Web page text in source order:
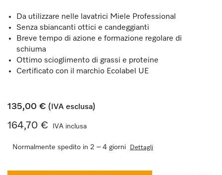
Da utilizzare nelle lavatrici Miele Professional
Senza sbiancanti ottici e candeggianti
Breve tempo di azione e formazione regolare di
schiuma
Ottimo scioglimento di grassi e proteine
Certificato con il marchio Ecolabel UE
135,00 € (IVA esclusa)
164,70 € IVA inclusa
Normalmente spedito in 2 – 4 giorni Dettagli